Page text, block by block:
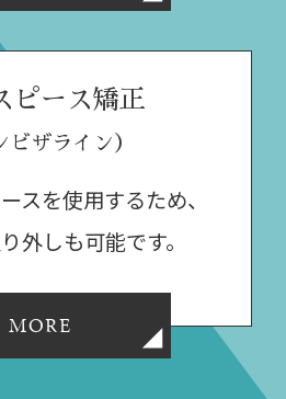
ピース矯正
ビザライン）
スを使用するため、
外しも可能です。
MORE